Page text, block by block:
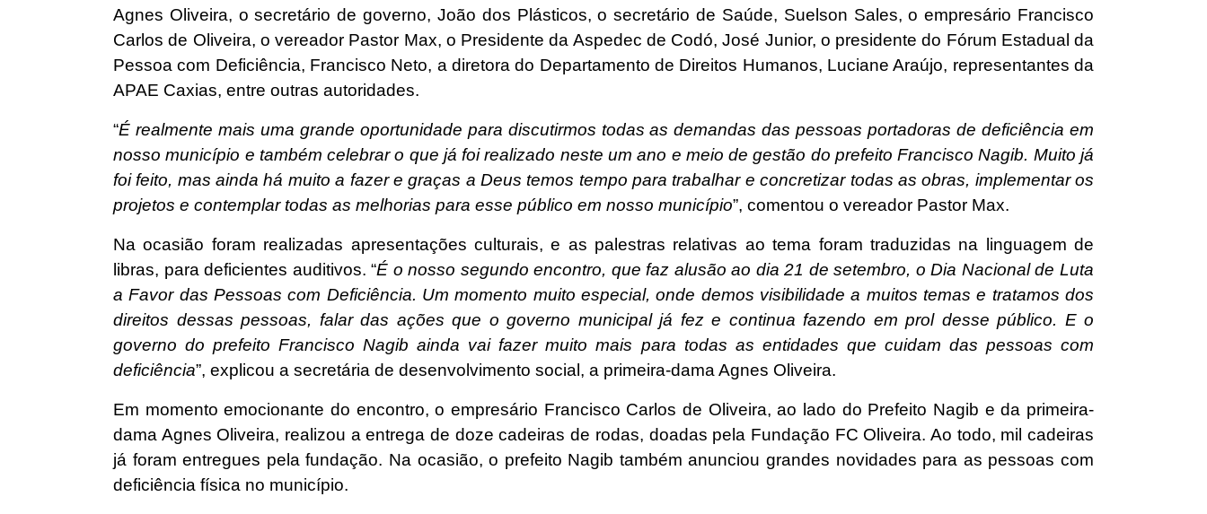
Agnes Oliveira, o secretário de governo, João dos Plásticos, o secretário de Saúde, Suelson Sales, o empresário Francisco
Carlos de Oliveira, o vereador Pastor Max, o Presidente da Aspedec de Codó, José Junior, o presidente do Fórum Estadual da
Pessoa com Deficiência, Francisco Neto, a diretora do Departamento de Direitos Humanos, Luciane Araújo, representantes da
APAE Caxias, entre outras autoridades.
“É realmente mais uma grande oportunidade para discutirmos todas as demandas das pessoas portadoras de deficiência em
nosso município e também celebrar o que já foi realizado neste um ano e meio de gestão do prefeito Francisco Nagib. Muito já
foi feito, mas ainda há muito a fazer e graças a Deus temos tempo para trabalhar e concretizar todas as obras, implementar os
projetos e contemplar todas as melhorias para esse público em nosso município”, comentou o vereador Pastor Max.
Na ocasião foram realizadas apresentações culturais, e as palestras relativas ao tema foram traduzidas na linguagem de
libras, para deficientes auditivos. “É o nosso segundo encontro, que faz alusão ao dia 21 de setembro, o Dia Nacional de Luta
a Favor das Pessoas com Deficiência. Um momento muito especial, onde demos visibilidade a muitos temas e tratamos dos
direitos dessas pessoas, falar das ações que o governo municipal já fez e continua fazendo em prol desse público. E o
governo do prefeito Francisco Nagib ainda vai fazer muito mais para todas as entidades que cuidam das pessoas com
deficiência”, explicou a secretária de desenvolvimento social, a primeira-dama Agnes Oliveira.
Em momento emocionante do encontro, o empresário Francisco Carlos de Oliveira, ao lado do Prefeito Nagib e da primeira-
dama Agnes Oliveira, realizou a entrega de doze cadeiras de rodas, doadas pela Fundação FC Oliveira. Ao todo, mil cadeiras
já foram entregues pela fundação. Na ocasião, o prefeito Nagib também anunciou grandes novidades para as pessoas com
deficiência física no município.